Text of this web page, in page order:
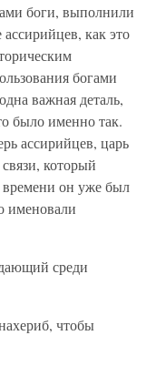
боги, выполнили
как это
богами
важная деталь,
было именно так.
ассирийцев, царь
который
времени он уже был
именовали
среди
чтобы